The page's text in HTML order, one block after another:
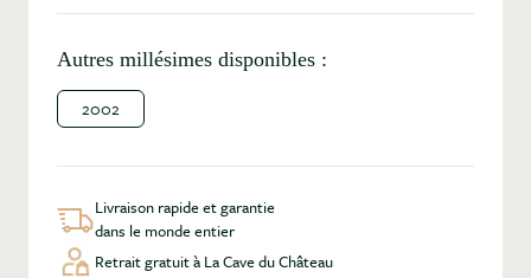
Autres millésimes disponibles :
2002
Livraison rapide et garantie
dans le monde entier
Retrait gratuit à La Cave du Château